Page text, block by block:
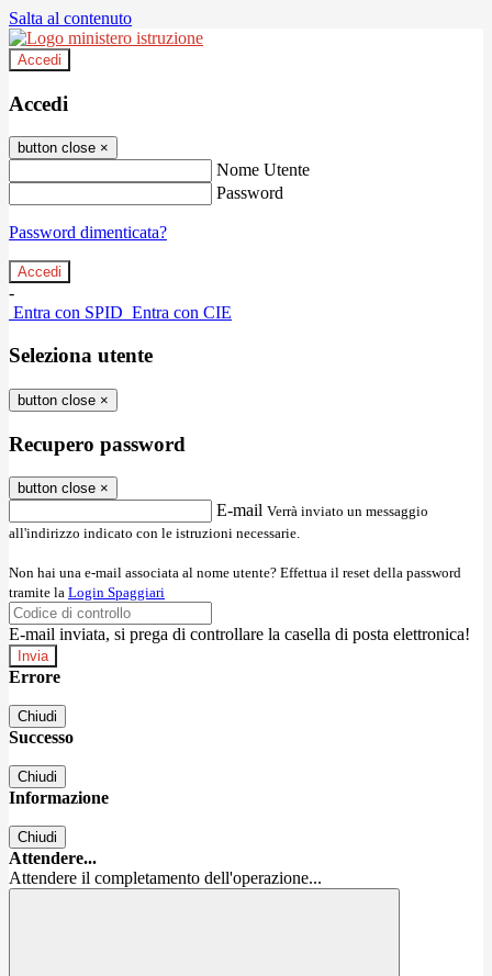
Salta al contenuto
Accedi
Accedi
button close ×
Nome Utente
Password
Password dimenticata?
-
Entra con SPID Entra con CIE
Seleziona utente
button close ×
Recupero password
button close ×
E-mail Verrà inviato un messaggio
all'indirizzo indicato con le istruzioni necessarie.
Non hai una e-mail associata al nome utente? Effettua il reset della password
tramite la Login Spaggiari
E-mail inviata, si prega di controllare la casella di posta elettronica!
Errore
Chiudi
Successo
Chiudi
Informazione
Chiudi
Attendere...
Attendere il completamento dell'operazione...